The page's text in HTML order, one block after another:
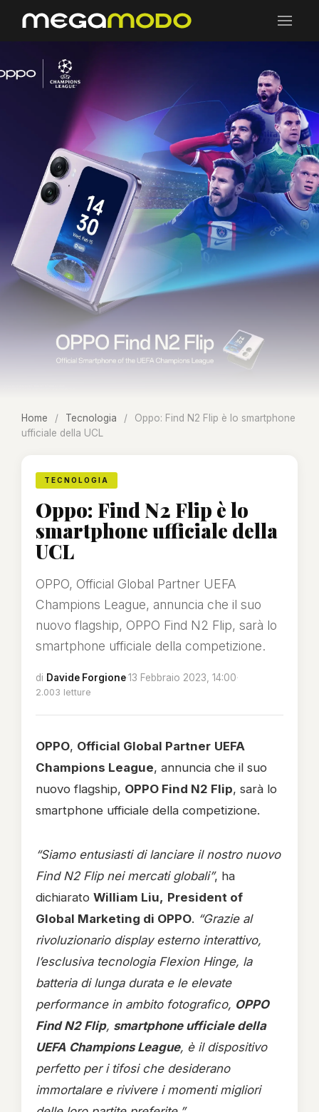
Home / Tecnologia /
Oppo: Find N2 Flip è lo smartphone
ufficiale della UCL
TECNOLOGIA
Oppo: Find N2 Flip è lo
smartphone ufficiale della
UCL
OPPO, Official Global Partner UEFA
Champions League, annuncia che il suo
nuovo flagship, OPPO Find N2 Flip, sarà lo
smartphone ufficiale della competizione.
di Davide Forgione·13 Febbraio 2023, 14:00·
2.003 letture
OPPO, Official Global Partner UEFA
Champions League, annuncia che il suo
nuovo flagship, OPPO Find N2 Flip, sarà lo
smartphone ufficiale della competizione.
“Siamo entusiasti di lanciare il nostro nuovo
Find N2 Flip nei mercati globali”, ha
dichiarato William Liu, President of
Global Marketing di OPPO. “Grazie al
rivoluzionario display esterno interattivo,
l’esclusiva tecnologia Flexion Hinge, la
batteria di lunga durata e le elevate
performance in ambito fotografico, OPPO
Find N2 Flip, smartphone ufficiale della
UEFA Champions League, è il dispositivo
perfetto per i tifosi che desiderano
immortalare e rivivere i momenti migliori